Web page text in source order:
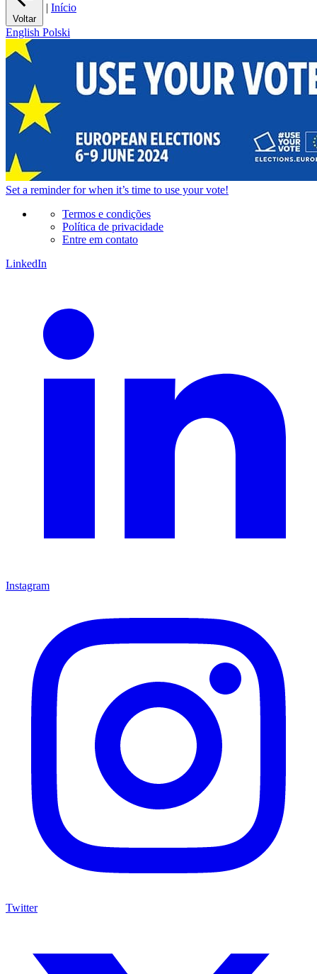
Voltar
| Início
English Polski
Set a reminderfor when it’s time to use your vote!
Termos e condições
Política de privacidade
Entre em contato
LinkedIn
Instagram
Twitter